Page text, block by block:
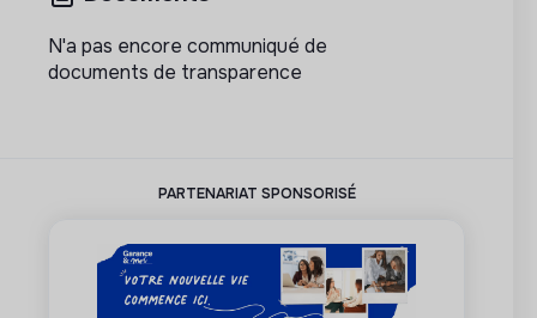
N'a pas encore communiqué de
documents de transparence
PARTENARIAT SPONSORISÉ